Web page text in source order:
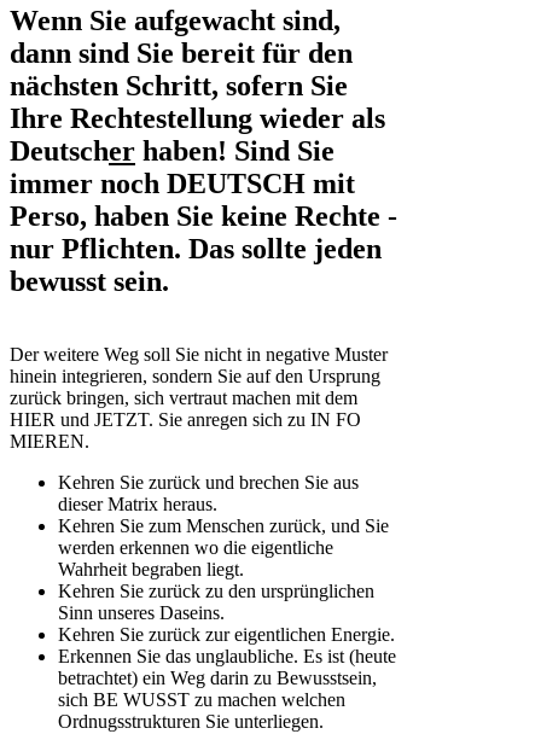
Wenn Sie aufgewacht sind,
dann sind Sie bereit für den
nächsten Schritt, sofern Sie
Ihre Rechtestellung wieder als
Deutscher haben! Sind Sie
immer noch DEUTSCH mit
Perso, haben Sie keine Rechte -
nur Pflichten. Das sollte jeden
bewusst sein.
Der weitere Weg soll Sie nicht in negative Muster
hinein integrieren, sondern Sie auf den Ursprung
zurück bringen, sich vertraut machen mit dem
HIER und JETZT. Sie anregen sich zu IN FO
MIEREN.
Kehren Sie zurück und brechen Sie aus
dieser Matrix heraus.
Kehren Sie zum Menschen zurück, und Sie
werden erkennen wo die eigentliche
Wahrheit begraben liegt.
Kehren Sie zurück zu den ursprünglichen
Sinn unseres Daseins.
Kehren Sie zurück zur eigentlichen Energie.
Erkennen Sie das unglaubliche. Es ist (heute
betrachtet) ein Weg darin zu Bewusstsein,
sich BE WUSST zu machen welchen
Ordnugsstrukturen Sie unterliegen.